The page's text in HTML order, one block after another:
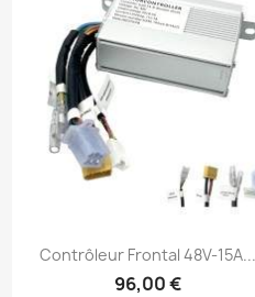
Aperçu rapide
Contrôleur Frontal 48V-15A...
96,00 €